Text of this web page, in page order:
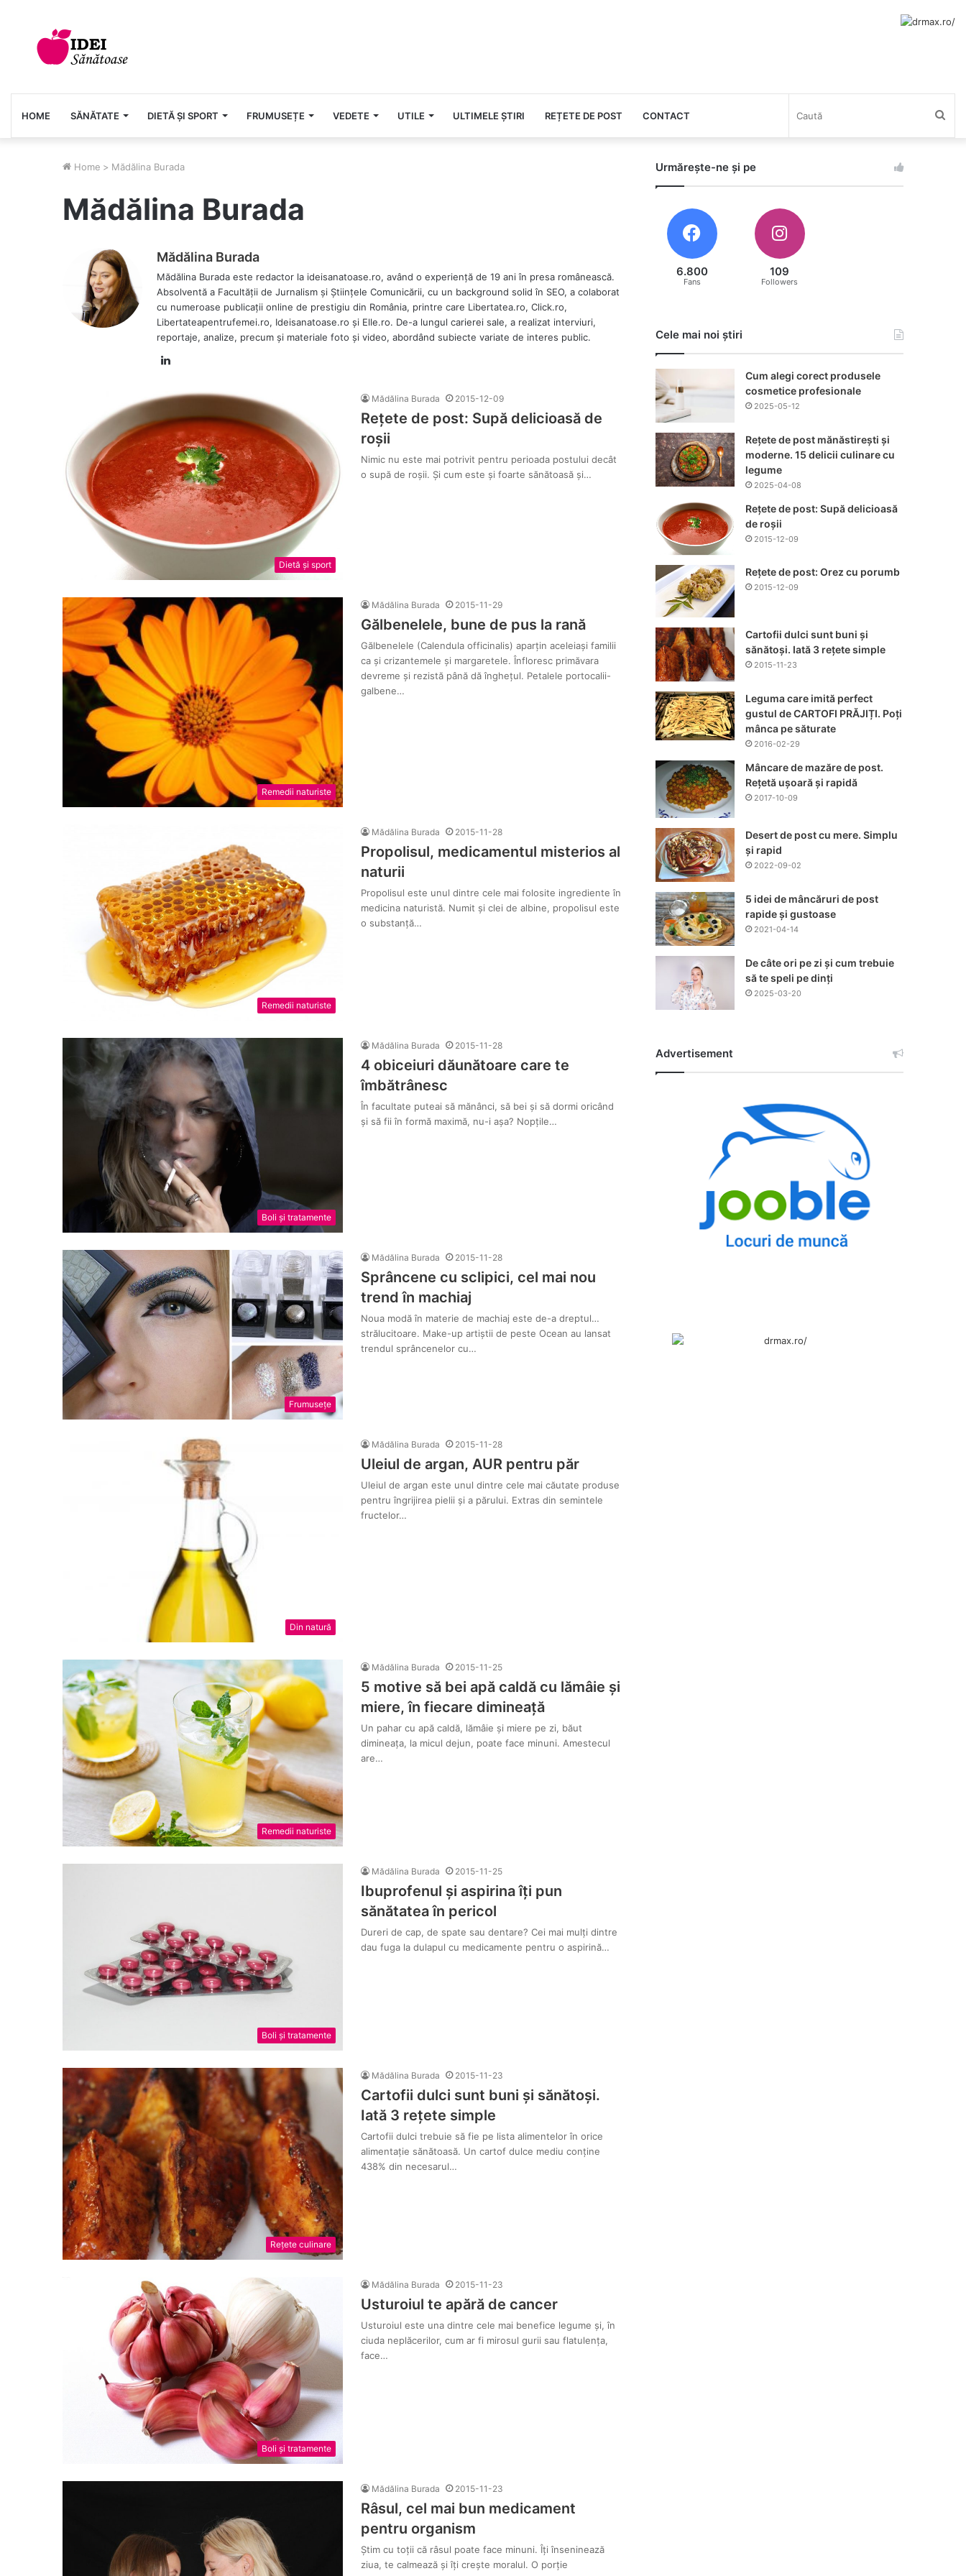
HOME SĂNĂTATE DIETĂ ȘI SPORT FRUMUSEȚE VEDETE UTILE ULTIMELE ȘTIRI REȚETE DE POST CONTACT
Home > Mădălina Burada
Mădălina Burada
Mădălina Burada
Mădălina Burada este redactor la ideisanatoase.ro, având o experiență de 19 ani în presa românească.
Absolventă a Facultății de Jurnalism și Științele Comunicării, cu un background solid în SEO, a colaborat
cu numeroase publicații online de prestigiu din România, printre care Libertatea.ro, Click.ro,
Libertateapentrufemei.ro, Ideisanatoase.ro și Elle.ro. De-a lungul carierei sale, a realizat interviuri,
reportaje, analize, precum și materiale foto și video, abordând subiecte variate de interes public.
L
n
e
d
I
n
Dietă și sport
Mădălina Burada 2015-12-09
Rețete de post: Supă delicioasă de
roșii
Nimic nu este mai potrivit pentru perioada postului decât
o supă de roșii. Și cum este și foarte sănătoasă și…
Remedii naturiste
Mădălina Burada 2015-11-29
Gălbenelele, bune de pus la rană
Gălbenelele (Calendula officinalis) aparțin aceleiași familii
ca și crizantemele și margaretele. Înfloresc primăvara
devreme și rezistă până dă înghețul. Petalele portocalii-
galbene…
Remedii naturiste
Mădălina Burada 2015-11-28
Propolisul, medicamentul misterios al
naturii
Propolisul este unul dintre cele mai folosite ingrediente în
medicina naturistă. Numit și clei de albine, propolisul este
o substanță…
Boli și tratamente
Mădălina Burada 2015-11-28
4 obiceiuri dăunătoare care te
îmbătrânesc
În facultate puteai să mănânci, să bei și să dormi oricând
și să fii în formă maximă, nu-i așa? Nopțile…
Frumusețe
Mădălina Burada 2015-11-28
Sprâncene cu sclipici, cel mai nou
trend în machiaj
Noua modă în materie de machiaj este de-a dreptul…
strălucitoare. Make-up artiștii de peste Ocean au lansat
trendul sprâncenelor cu…
Din natură
Mădălina Burada 2015-11-28
Uleiul de argan, AUR pentru păr
Uleiul de argan este unul dintre cele mai căutate produse
pentru îngrijirea pielii și a părului. Extras din semintele
fructelor…
Remedii naturiste
Mădălina Burada 2015-11-25
5 motive să bei apă caldă cu lămâie și
miere, în fiecare dimineață
Un pahar cu apă caldă, lămâie și miere pe zi, băut
dimineața, la micul dejun, poate face minuni. Amestecul
are…
Boli și tratamente
Mădălina Burada 2015-11-25
Ibuprofenul și aspirina îți pun
sănătatea în pericol
Dureri de cap, de spate sau dentare? Cei mai mulți dintre
dau fuga la dulapul cu medicamente pentru o aspirină…
Rețete culinare
Mădălina Burada 2015-11-23
Cartofii dulci sunt buni și sănătoși.
Iată 3 rețete simple
Cartofii dulci trebuie să fie pe lista alimentelor în orice
alimentație sănătoasă. Un cartof dulce mediu conține
438% din necesarul…
Boli și tratamente
Mădălina Burada 2015-11-23
Usturoiul te apără de cancer
Usturoiul este una dintre cele mai benefice legume și, în
ciuda neplăcerilor, cum ar fi mirosul gurii sau flatulența,
face…
Mădălina Burada 2015-11-23
Râsul, cel mai bun medicament
pentru organism
Știm cu toții că râsul poate face minuni. Îți înseninează
ziua, te calmează și îți crește moralul. O porție
Urmărește-ne și pe
6.800
Fans
109
Followers
Cele mai noi știri
Cum alegi corect produsele
cosmetice profesionale
2025-05-12
Rețete de post mănăstirești și
moderne. 15 delicii culinare cu
legume
2025-04-08
Rețete de post: Supă delicioasă
de roșii
2015-12-09
Rețete de post: Orez cu porumb
2015-12-09
Cartofii dulci sunt buni și
sănătoși. Iată 3 rețete simple
2015-11-23
Leguma care imită perfect
gustul de CARTOFI PRĂJIȚI. Poți
mânca pe săturate
2016-02-29
Mâncare de mazăre de post.
Rețetă ușoară și rapidă
2017-10-09
Desert de post cu mere. Simplu
și rapid
2022-09-02
5 idei de mâncăruri de post
rapide și gustoase
2021-04-14
De câte ori pe zi și cum trebuie
să te speli pe dinți
2025-03-20
Advertisement